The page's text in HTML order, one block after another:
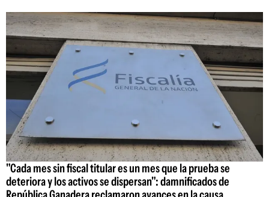
"Cada mes sin fiscal titular es un mes que la prueba se
deteriora y los activos se dispersan": damnificados de